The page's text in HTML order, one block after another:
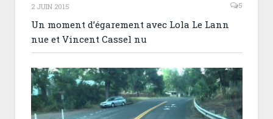
2 JUIN 2015 5
Un moment d’égarement avec Lola Le Lann
nue et Vincent Cassel nu